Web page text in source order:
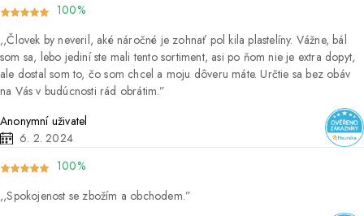
100%
Človek by neveril, aké náročné je zohnať pol kila plastelíny. Vážne, bál
som sa, lebo jediní ste mali tento sortiment, asi po ňom nie je extra dopyt,
ale dostal som to, čo som chcel a moju dôveru máte. Určtie sa bez obáv
na Vás v budúcnosti rád obrátim.
Anonymní uživatel
6. 2. 2024
100%
Spokojenost se zbožím a obchodem.